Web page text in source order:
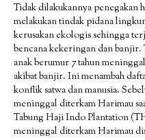
Tidak dilakukannya penegakan
melakukan tindak pidana
kerusakan ekologis sehingga
bencana kekeringan dan
anak berumur 7 tahun
akibat banjir. Ini menambah
konflik satwa dan manusia.
meninggal diterkam Harimau
Tabung Haji Indo Plantation
meninggal diterkam Harimau